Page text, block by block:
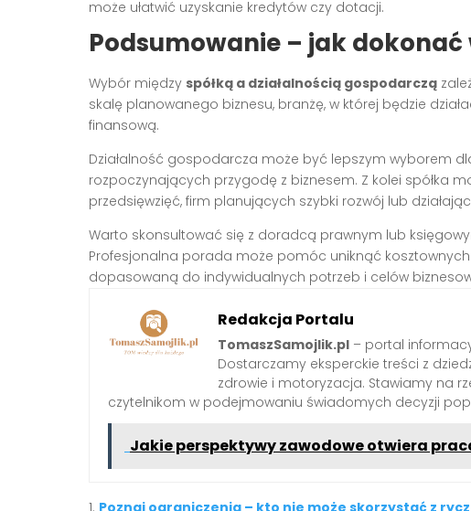
może ułatwić uzyskanie kredytów czy dotacji.
Podsumowanie – jak dokonać
Wybór między spółką a działalnością gospodarczą
skalę planowanego biznesu, branżę, w której będzie
finansową.
Działalność gospodarcza może być lepszym wyborem
rozpoczynających przygodę z biznesem. Z kolei spółka
przedsięwzięć, firm planujących szybki rozwój lub
Warto skonsultować się z doradcą prawnym lub
Profesjonalna porada może pomóc uniknąć
dopasowaną do indywidualnych potrzeb i celów
Redakcja Portalu
TomaszSamojlik.pl – portal
Dostarczamy eksperckie treści z
zdrowie i motoryzacja. Stawiamy na
czytelnikom w podejmowaniu świadomych decyzji
Jakie perspektywy zawodowe otwiera
Poznaj ograniczenia – kto nie może skorzystać z